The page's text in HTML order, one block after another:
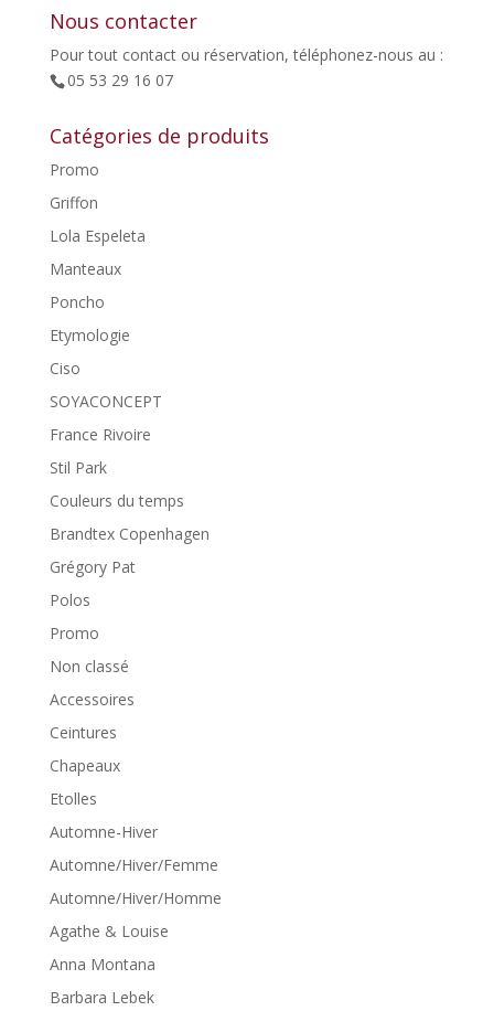
Nous contacter
Pour tout contact ou réservation, téléphonez-nous au :
05 53 29 16 07
Catégories de produits
Promo
Griffon
Lola Espeleta
Manteaux
Poncho
Etymologie
Ciso
SOYACONCEPT
France Rivoire
Stil Park
Couleurs du temps
Brandtex Copenhagen
Grégory Pat
Polos
Promo
Non classé
Accessoires
Ceintures
Chapeaux
Etolles
Automne-Hiver
Automne/Hiver/Femme
Automne/Hiver/Homme
Agathe & Louise
Anna Montana
Barbara Lebek